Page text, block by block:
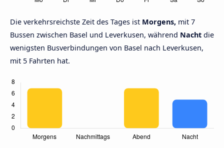
Die verkehrsreichste Zeit des Tages ist Morgens, mit 7
Bussen zwischen Basel und Leverkusen, während Nacht die
wenigsten Busverbindungen von Basel nach Leverkusen,
mit 5 Fahrten hat.